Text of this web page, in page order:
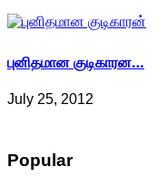
புனிதமான குடிகாரன…
July 25, 2012
Popular